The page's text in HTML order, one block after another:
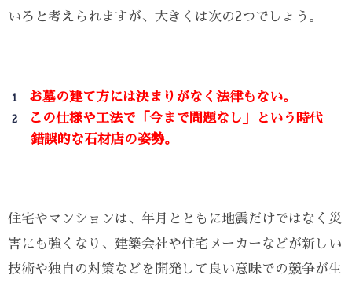
いろと考えられますが、大きくは次の2つでしょう。
お墓の建て方には決まりがなく法律もない。
この仕様や工法で「今まで問題なし」という時代
錯誤的な石材店の姿勢。
住宅やマンションは、年月とともに地震だけではなく災
害にも強くなり、建築会社や住宅メーカーなどが新しい
技術や独自の対策などを開発して良い意味での競争が生